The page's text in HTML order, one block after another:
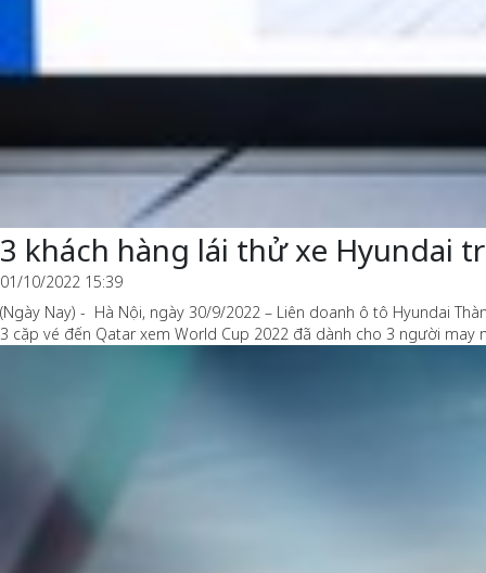
3 khách hàng lái thử xe Hyundai
01/10/2022 15:39
(Ngày Nay) - Hà Nội, ngày 30/9/2022 – Liên doanh ô tô Hyundai
3 cặp vé đến Qatar xem World Cup 2022 đã dành cho 3 người may